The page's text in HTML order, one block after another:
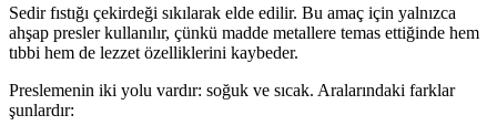
Sedir fıstığı çekirdeği sıkılarak elde edilir. Bu amaç için yalnızca
ahşap presler kullanılır, çünkü madde metallere temas ettiğinde hem
tıbbi hem de lezzet özelliklerini kaybeder.
Preslemenin iki yolu vardır: soğuk ve sıcak. Aralarındaki farklar
şunlardır: